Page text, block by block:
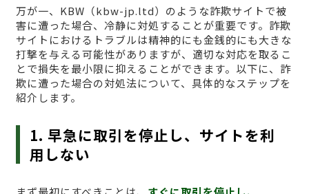
万が一、KBW（kbw-jp.ltd）のような詐欺サイトで被
害に遭った場合、冷静に対処することが重要です。詐欺
サイトにおけるトラブルは精神的にも金銭的にも大きな
打撃を与える可能性がありますが、適切な対応を取るこ
とで損失を最小限に抑えることができます。以下に、詐
欺に遭った場合の対処法について、具体的なステップを
紹介します。
1. 早急に取引を停止し、サイトを利
用しない